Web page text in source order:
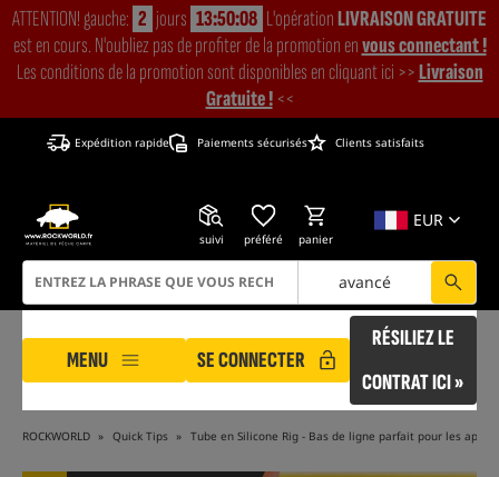
ATTENTION! gauche: 2 jours 13:50:05 L'opérationLIVRAISON GRATUITE
est en cours. N'oubliez pas de profiter de la promotion envous connectant !
Les conditions de la promotion sont disponibles en cliquant ici >>Livraison
Gratuite !<<
Expédition rapide Paiements sécurisés Clients satisfaits
EUR
suivi préféré panier
avancé
MENU SE CONNECTER
RÉSILIEZ LE
CONTRAT ICI »
ROCKWORLD Quick Tips Tube en Silicone Rig - Bas de ligne parfait pour les